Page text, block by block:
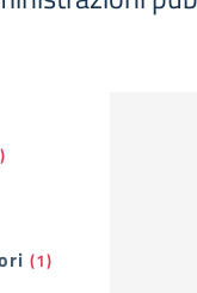
(1)